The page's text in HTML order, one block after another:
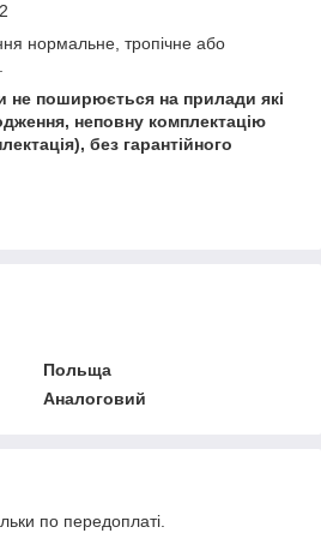
нормальне, тропічне або
не поширюється на прилади які
неповну комплектацію
без гарантійного
Польща
Аналоговий
по передоплаті.